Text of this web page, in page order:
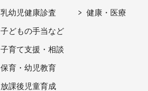
乳幼児健康診査
子どもの手当など
子育て支援・相談
保育・幼児教育
放課後児童育成
健康・医療